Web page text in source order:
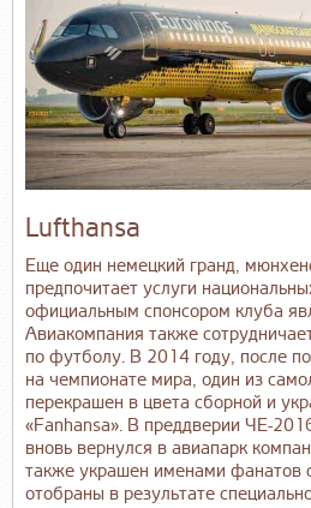
Lufthansa
Еще один немецкий гранд,
предпочитает услуги
официальным спонсором клуба
Авиакомпания также
по футболу. В 2014 году, после
на чемпионате мира, один из
перекрашен в цвета сборной и
«Fanhansa». В преддверии ЧЕ-
вновь вернулся в авиапарк
также украшен именами фанатов
отобраны в результате